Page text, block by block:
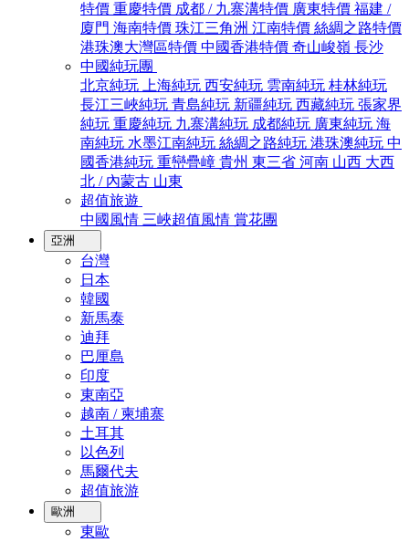
特價 重慶特價 成都 / 九寨溝特價 廣東特價 福建 /
廈門 海南特價 珠江三角洲 江南特價 絲綢之路特價
港珠澳大灣區特價 中國香港特價 奇山峻嶺 長沙
中國純玩團
北京純玩
上海純玩 西安純玩 雲南純玩 桂林純玩
長江三峽純玩 青島純玩 新疆純玩 西藏純玩 張家界
純玩 重慶純玩 九寨溝純玩 成都純玩 廣東純玩 海
南純玩 水墨江南純玩 絲綢之路純玩 港珠澳純玩 中
國香港純玩 重巒疊嶂 貴州 東三省 河南 山西 大西
北 / 內蒙古 山東
超值旅遊
中國風情 三峽超值風情 賞花團
亞洲
台灣
日本
韓國
新馬泰
迪拜
巴厘島
印度
東南亞
越南 / 柬埔寨
土耳其
以色列
馬爾代夫
超值旅游
歐洲
東歐